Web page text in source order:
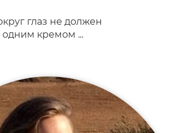
глаз не должен
одним кремом ...